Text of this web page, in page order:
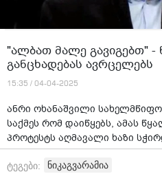
"ალბათ მალე გავიგებთ" -
განცხადებას ავრცელებს
15:35 / 04-04-2025
ანრი ოხანაშვილი
საქმეს რომ დაიწყებს, ამას
პროტესტს აღმავალი ხაზი
რუსთაველი საკმარისი არაა,
შეძახილით არ გახმება, ეს
ტეგები: ნიკაგვარამია